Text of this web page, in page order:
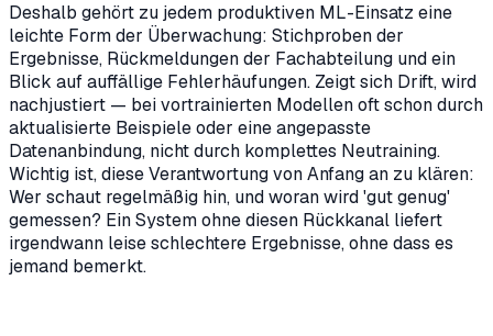
Deshalb gehört zu jedem produktiven ML-Einsatz eine
leichte Form der Überwachung: Stichproben der
Ergebnisse, Rückmeldungen der Fachabteilung und ein
Blick auf auffällige Fehlerhäufungen. Zeigt sich Drift, wird
nachjustiert — bei vortrainierten Modellen oft schon durch
aktualisierte Beispiele oder eine angepasste
Datenanbindung, nicht durch komplettes Neutraining.
Wichtig ist, diese Verantwortung von Anfang an zu klären:
Wer schaut regelmäßig hin, und woran wird 'gut genug'
gemessen? Ein System ohne diesen Rückkanal liefert
irgendwann leise schlechtere Ergebnisse, ohne dass es
jemand bemerkt.